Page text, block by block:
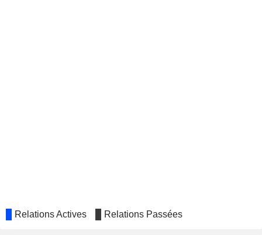
Relations Actives Relations Passées